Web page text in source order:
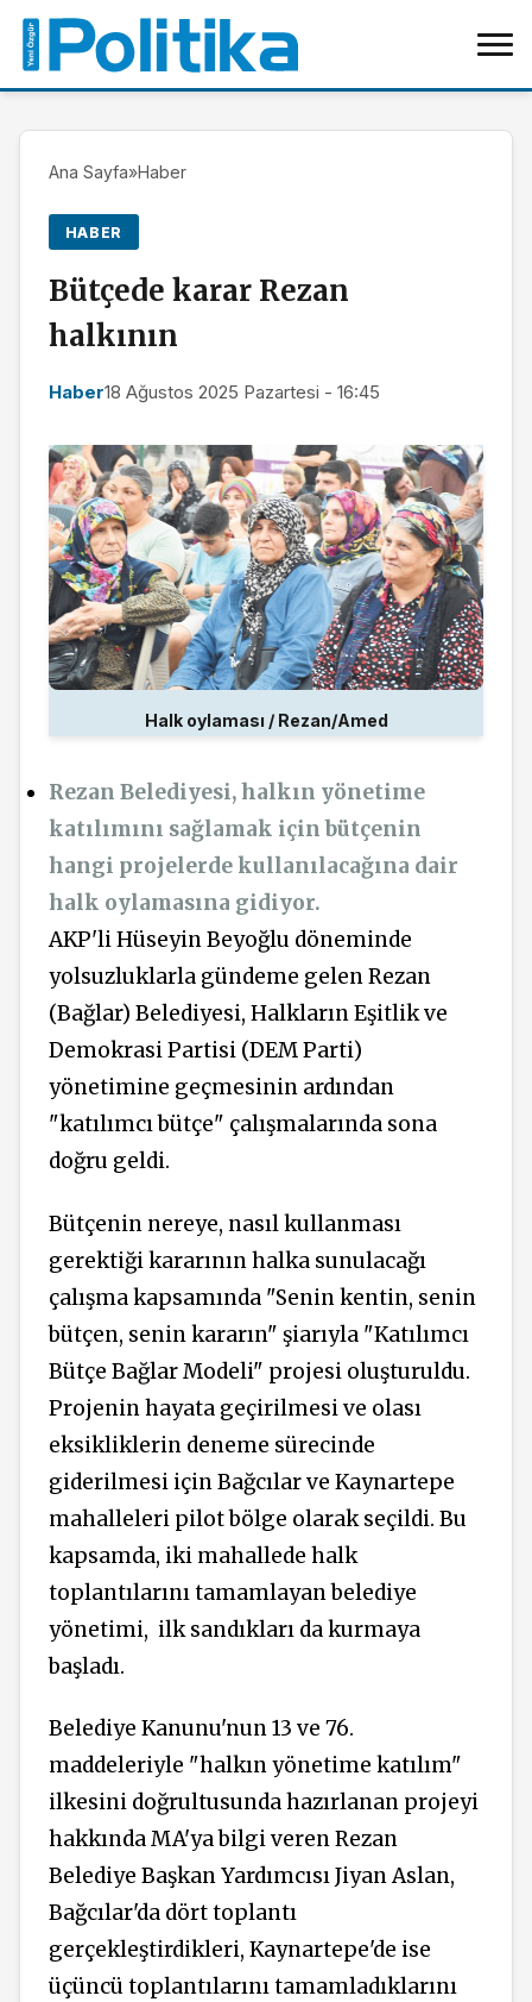
Ana Sayfa»Haber
HABER
Bütçede karar Rezan
halkının
Haber18 Ağustos 2025 Pazartesi - 16:45
Halk oylaması / Rezan/Amed
Rezan Belediyesi, halkın yönetime
katılımını sağlamak için bütçenin
hangi projelerde kullanılacağına dair
halk oylamasına gidiyor.
AKP'li Hüseyin Beyoğlu döneminde
yolsuzluklarla gündeme gelen Rezan
(Bağlar) Belediyesi, Halkların Eşitlik ve
Demokrasi Partisi (DEM Parti)
yönetimine geçmesinin ardından
"katılımcı bütçe" çalışmalarında sona
doğru geldi.
Bütçenin nereye, nasıl kullanması
gerektiği kararının halka sunulacağı
çalışma kapsamında "Senin kentin, senin
bütçen, senin kararın" şiarıyla "Katılımcı
Bütçe Bağlar Modeli" projesi oluşturuldu.
Projenin hayata geçirilmesi ve olası
eksikliklerin deneme sürecinde
giderilmesi için Bağcılar ve Kaynartepe
mahalleleri pilot bölge olarak seçildi. Bu
kapsamda, iki mahallede halk
toplantılarını tamamlayan belediye
yönetimi, ilk sandıkları da kurmaya
başladı.
Belediye Kanunu'nun 13 ve 76.
maddeleriyle "halkın yönetime katılım"
ilkesini doğrultusunda hazırlanan projeyi
hakkında MA'ya bilgi veren Rezan
Belediye Başkan Yardımcısı Jiyan Aslan,
Bağcılar'da dört toplantı
gerçekleştirdikleri, Kaynartepe'de ise
üçüncü toplantılarını tamamladıklarını